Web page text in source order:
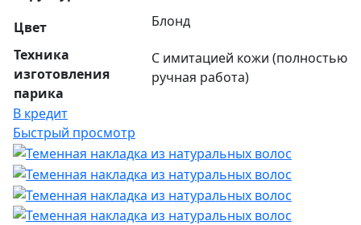
Цвет
Блонд
Техника
изготовления
парика
С имитацией кожи (полностью
ручная работа)
В кредит
Быстрый просмотр